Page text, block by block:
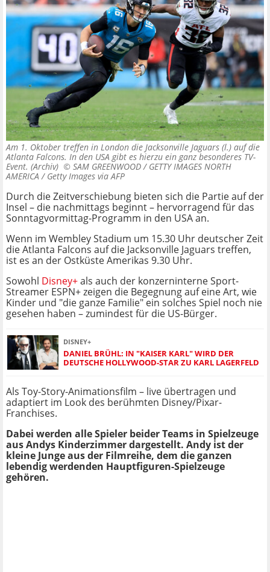
Am 1. Oktober treffen in London die Jacksonville Jaguars (l.) auf die
Atlanta Falcons. In den USA gibt es hierzu ein ganz besonderes TV-
Event. (Archiv) © SAM GREENWOOD / GETTY IMAGES NORTH
AMERICA / Getty Images via AFP
Durch die Zeitverschiebung bieten sich die Partie auf der
Insel – die nachmittags beginnt – hervorragend für das
Sonntagvormittag-Programm in den USA an.
Wenn im Wembley Stadium um 15.30 Uhr deutscher Zeit
die Atlanta Falcons auf die Jacksonville Jaguars treffen,
ist es an der Ostküste Amerikas 9.30 Uhr.
Sowohl Disney+als auch der konzerninterne Sport-
Streamer ESPN+ zeigen die Begegnung auf eine Art, wie
Kinder und "die ganze Familie" ein solches Spiel noch nie
gesehen haben – zumindest für die US-Bürger.
DISNEY+
DANIEL BRÜHL: IN "KAISER KARL" WIRD DER
DEUTSCHE HOLLYWOOD-STAR ZU KARL LAGERFELD
Als Toy-Story-Animationsfilm – live übertragen und
adaptiert im Look des berühmten Disney/Pixar-
Franchises.
Dabei werden alle Spieler beider Teams in Spielzeuge
aus Andys Kinderzimmer dargestellt. Andy ist der
kleine Junge aus der Filmreihe, dem die ganzen
lebendig werdenden Hauptfiguren-Spielzeuge
gehören.